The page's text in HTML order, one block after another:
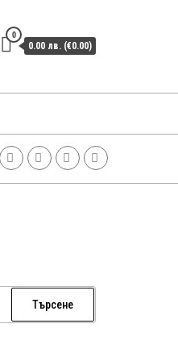
0
0.00 лв. (€0.00)